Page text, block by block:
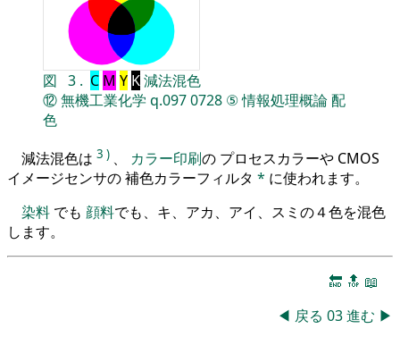
図 3 . C M Y K減法混色
⑫無機工業化学 q.0970728 ⑤情報処理概論配
色
減法混色は 3 ) 、 カラー印刷の プロセスカラーや CMOS
イメージセンサの 補色カラーフィルタ * に使われます。
染料 でも 顔料でも、キ、アカ、アイ、スミの４色を混色
します。
🔚 🔝 📖
◀ 戻る 03進む ▶